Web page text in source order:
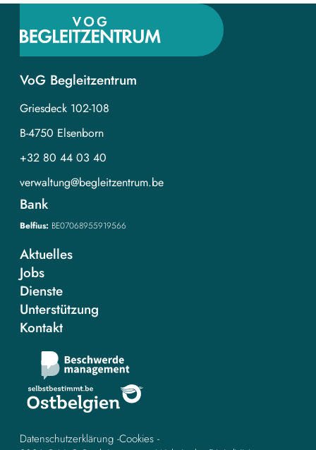
VoG Begleitzentrum
Griesdeck 102-108­
B-4750 Elsenborn
+32 80 44 03 40
verwaltung@begleitzentrum.be
Bank
Belfius: BE07068955919566
Aktuelles
Jobs
Dienste
Unterstützung
Kontakt
Datenschutzerklärung Cookies